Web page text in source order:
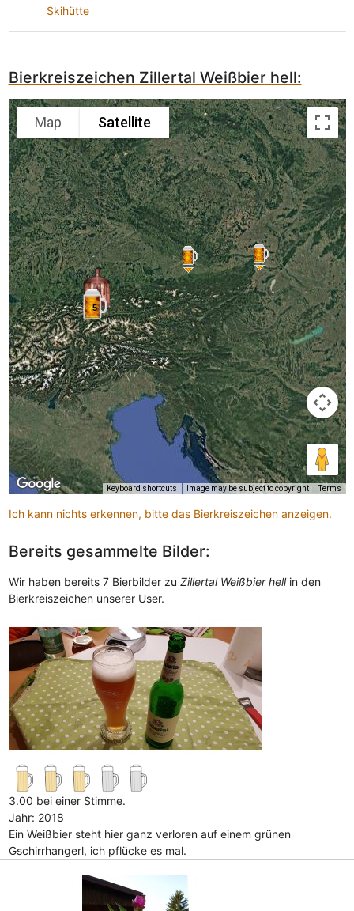
Skihütte
Bierkreiszeichen Zillertal Weißbier hell:
5
Map Satellite
Keyboard shortcuts Image may be subject to copyright Terms
Ich kann nichts erkennen, bitte das Bierkreiszeichen anzeigen.
Bereits gesammelte Bilder:
Wir haben bereits 7 Bierbilder zu Zillertal Weißbier hellin den
Bierkreiszeichen unserer User.
3.00 bei einer Stimme.
Jahr: 2018
Ein Weißbier steht hier ganz verloren auf einem grünen
Gschirrhangerl, ich pflücke es mal.